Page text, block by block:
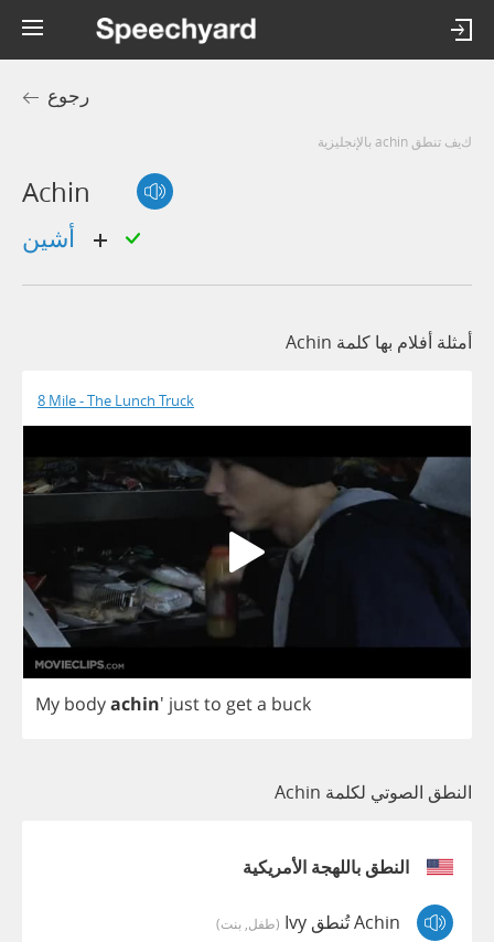
رجوع
كيف تنطق achin بالإنجليزية
Achin
أمثلة أفلام بها كلمة Achin
8 Mile - The Lunch Truck
My bodyachin' justto geta buck
النطق الصوتي لكلمة Achin
النطق باللهجة الأمريكية
Achin تُنطق Ivy (طفل, بنت)